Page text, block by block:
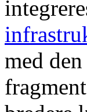
med